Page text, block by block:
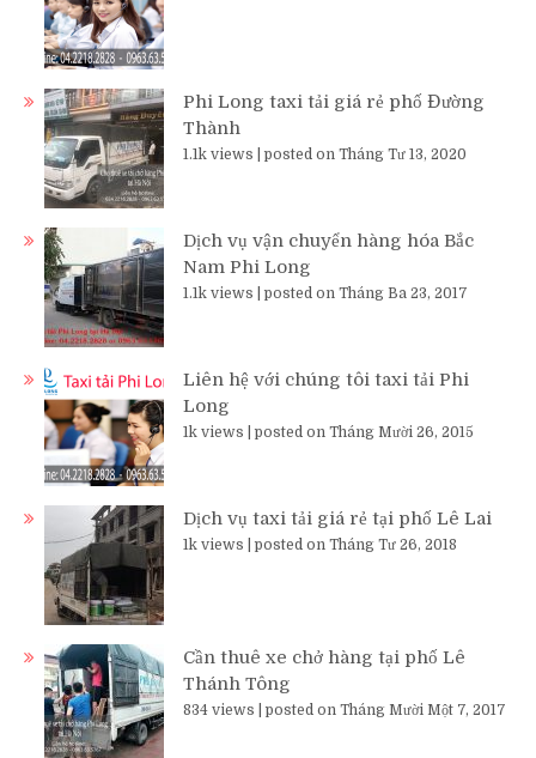
Phi Long taxi tải giá rẻ phố Đường
Thành
1.1k views posted on Tháng Tư 13, 2020
Dịch vụ vận chuyển hàng hóa Bắc
Nam Phi Long
1.1k views posted on Tháng Ba 23, 2017
Liên hệ với chúng tôi taxi tải Phi
Long
1k views posted on Tháng Mười 26, 2015
Dịch vụ taxi tải giá rẻ tại phố Lê Lai
1k views posted on Tháng Tư 26, 2018
Cần thuê xe chở hàng tại phố Lê
Thánh Tông
834 views posted on Tháng Mười Một 7, 2017